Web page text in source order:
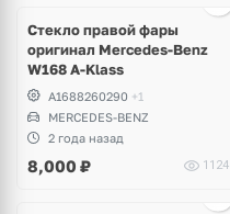
Стекло правой фары
оригинал Mercedes-Benz
W168 A-Klass
A1688260290 +1
MERCEDES-BENZ
2 года назад
8,000 ₽ 1124